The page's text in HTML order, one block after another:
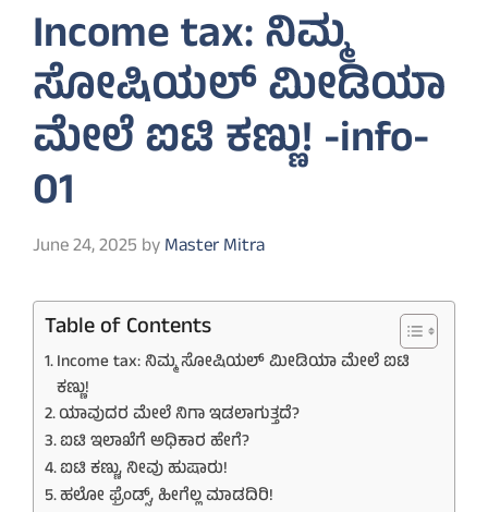
Income tax: ನಿಮ್ಮ
ಸೋಷಿಯಲ್‌ ಮೀಡಿಯಾ
ಮೇಲೆ ಐಟಿ ಕಣ್ಣು! -info-
01
June 24, 2025 byMaster Mitra
Table of Contents
Income tax: ನಿಮ್ಮ ಸೋಷಿಯಲ್‌ ಮೀಡಿಯಾ ಮೇಲೆ ಐಟಿ
ಕಣ್ಣು!
ಯಾವುದರ ಮೇಲೆ ನಿಗಾ ಇಡಲಾಗುತ್ತದೆ?
ಐಟಿ ಇಲಾಖೆಗೆ ಅಧಿಕಾರ ಹೇಗೆ?
ಐಟಿ ಕಣ್ಣು, ನೀವು ಹುಷಾರು!
ಹಲೋ ಫ್ರೆಂಡ್ಸ್, ಹೀಗೆಲ್ಲ ಮಾಡದಿರಿ!